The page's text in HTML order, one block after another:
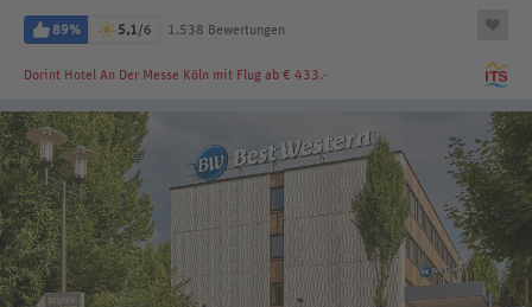
89% 5,1/6 1.538 Bewertungen
Dorint Hotel An Der Messe Köln mit Flug ab € 433.-